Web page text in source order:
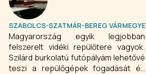
SZABOLCS-SZATMÁR-BEREG VÁRMEGYE
Magyarország egyik legjobban
felszerelt vidéki repülőtere vagyok.
Szilárd burkolatú futópályám lehetővé
teszi a repülőgépek fogadását és